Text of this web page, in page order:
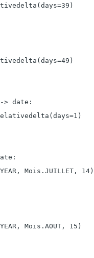
> date:
Mois.JUILLET, 14)
Mois.AOUT, 15)